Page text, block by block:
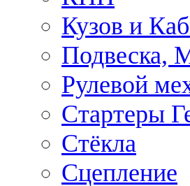
Кузов и
Подвеска,
Рулевой
Стартеры
Стёкла
Сцепление